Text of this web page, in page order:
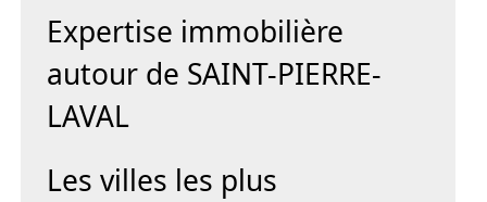
Expertise immobilière
autour de SAINT-PIERRE-
LAVAL
Les villes les plus